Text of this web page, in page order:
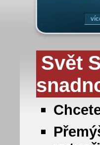
Svět